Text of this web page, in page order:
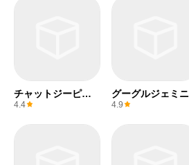
チャットジーピー
ティー
4.4
グーグルジェミニ
4.9